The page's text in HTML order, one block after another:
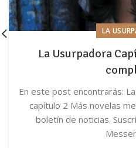
LA
La Usurpadora
En este post encontrarás:
capítulo 2 Más novelas
boletín de noticias.